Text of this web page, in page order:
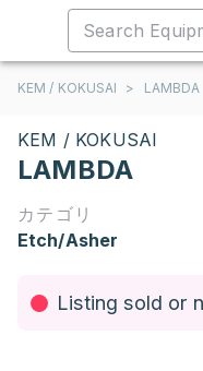
KEM / KOKUSAI > LAMBDA
KEM / KOKUSAI
LAMBDA
カテゴリ
Etch/Asher
Listing sold or